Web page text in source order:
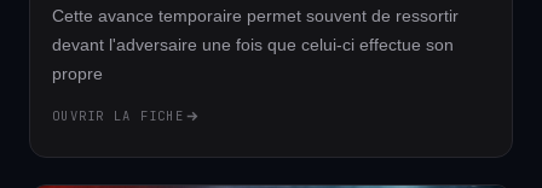
Cette avance temporaire permet souvent de ressortir
devant l'adversaire une fois que celui-ci effectue son
propre
OUVRIR LA FICHE